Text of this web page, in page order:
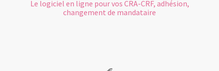
Le logiciel en ligne pour vos CRA-CRF, adhésion,
changement de mandataire